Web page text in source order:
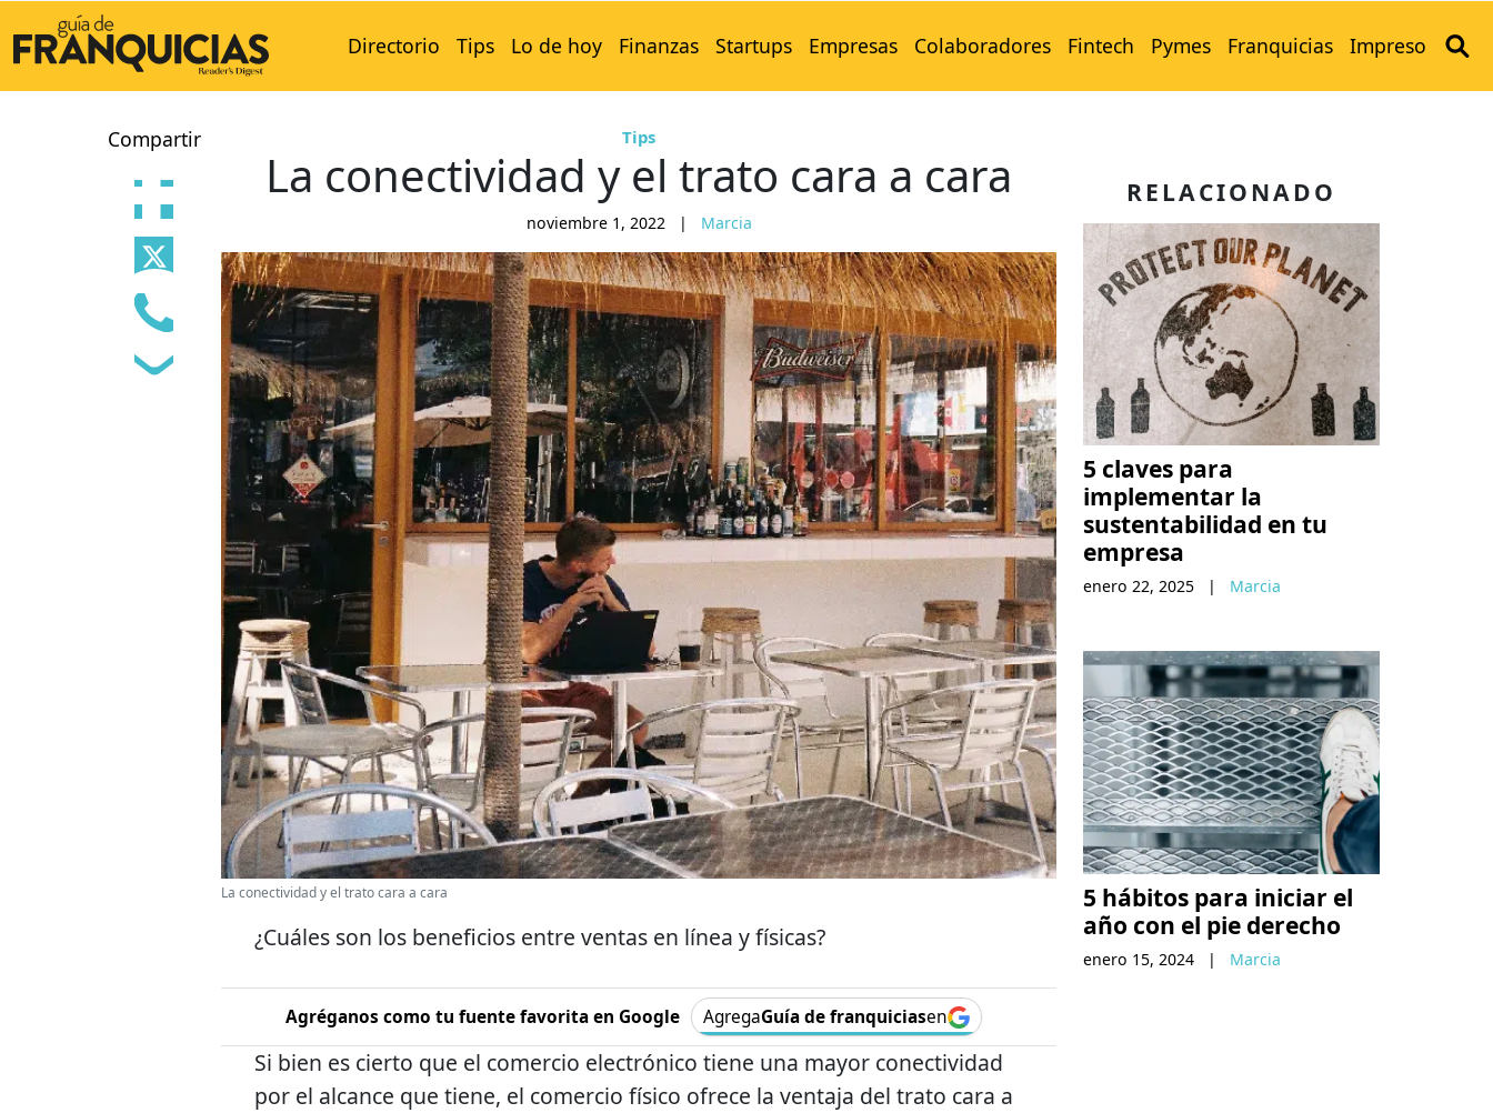
Directorio Tips Lo de hoy Finanzas Startups Empresas Colaboradores Fintech Pymes Franquicias Impreso
Compartir Tips
La conectividad y el trato cara a cara
noviembre 1, 2022 | Marcia
La conectividad y el trato cara a cara
¿Cuáles son los beneficios entre ventas en línea y físicas?
Agréganos como tu fuente favorita en Google AgregaGuía de franquiciasen
Si bien es cierto que el comercio electrónico tiene una mayor conectividad
por el alcance que tiene, el comercio físico ofrece la ventaja del trato cara a
RELACIONADO
5 claves para
implementar la
sustentabilidad en tu
empresa
enero 22, 2025 | Marcia
5 hábitos para iniciar el
año con el pie derecho
enero 15, 2024 | Marcia